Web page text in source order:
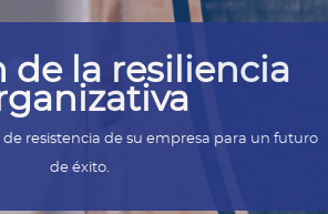
de la resiliencia
de resistencia de su empresa para un futuro
de éxito.